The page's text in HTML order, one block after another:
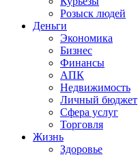
Розыск людей
Деньги
Экономика
Бизнес
Финансы
АПК
Недвижимость
Личный бюджет
Сфера услуг
Торговля
Жизнь
Здоровье